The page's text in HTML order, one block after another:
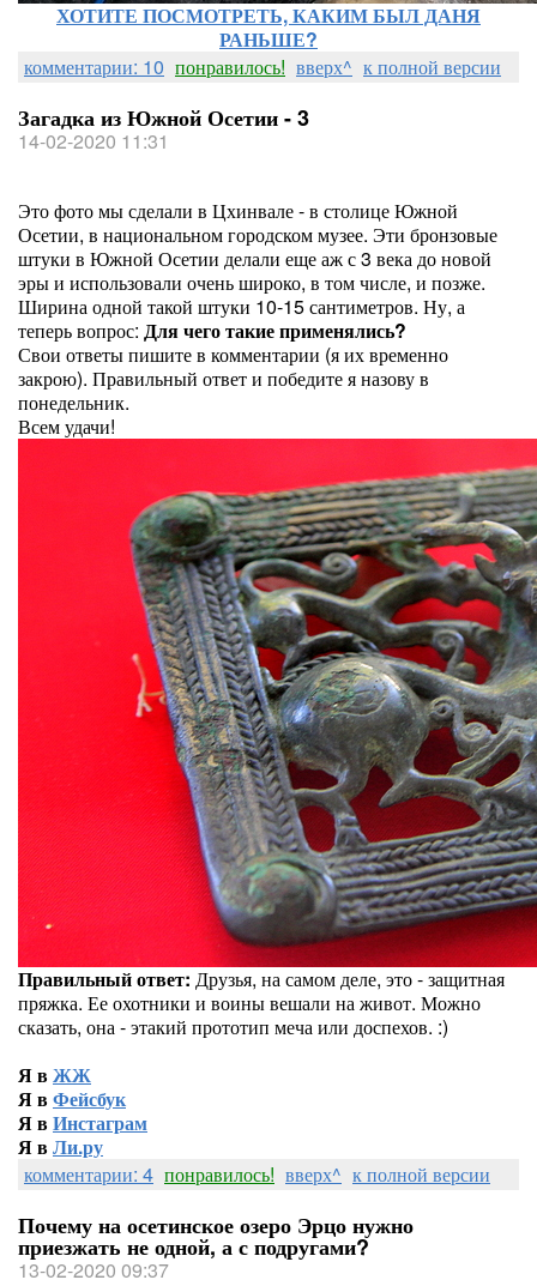
ХОТИТЕ ПОСМОТРЕТЬ, КАКИМ БЫЛ ДАНЯ
РАНЬШЕ?
комментарии: 10 понравилось! вверх^ к полной версии
Загадка из Южной Осетии - 3
14-02-2020 11:31
Это фото мы сделали в Цхинвале - в столице Южной
Осетии, в национальном городском музее. Эти бронзовые
штуки в Южной Осетии делали еще аж с 3 века до новой
эры и использовали очень широко, в том числе, и позже.
Ширина одной такой штуки 10-15 сантиметров. Ну, а
теперь вопрос: Для чего такие применялись?
Свои ответы пишите в комментарии (я их временно
закрою). Правильный ответ и победите я назову в
понедельник.
Всем удачи!
Правильный ответ: Друзья, на самом деле, это - защитная
пряжка. Ее охотники и воины вешали на живот. Можно
сказать, она - этакий прототип меча или доспехов. :)
Я вЖЖ
Я вФейсбук
Я вИнстаграм
Я вЛи.ру
комментарии: 4 понравилось! вверх^ к полной версии
Почему на осетинское озеро Эрцо нужно
приезжать не одной, а с подругами?
13-02-2020 09:37